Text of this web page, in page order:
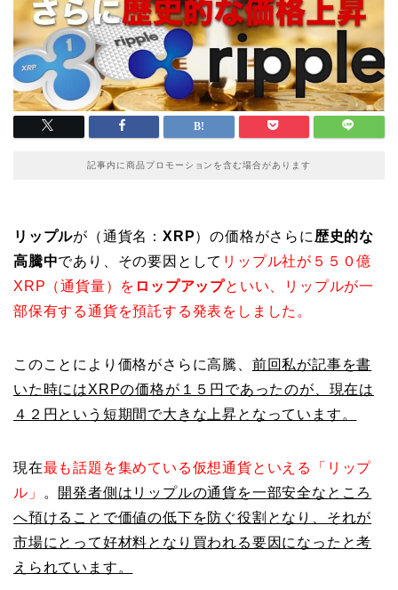
記事内に商品プロモーションを含む場合があります
リップルが（通貨名：XRP）の価格がさらに 歴史的な
高騰中であり、その要因として リップル社が５５０億
XRP（通貨量）を ロップアップといい、リップルが一
部保有する通貨を預託する発表をしました。
このことにより価格がさらに高騰、 前回私が記事を書
いた時にはXRPの価格が１５円であったのが、現在は
４２円という短期間で大きな上昇となっています。
現在最も話題を集めている仮想通貨といえる「リップ
ル」
。 開発者側はリップルの通貨を一部安全なところ
へ預けることで価値の低下を防ぐ役割となり、それが
市場にとって好材料となり買われる要因になったと考
えられています。